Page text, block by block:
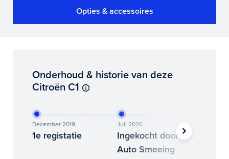
Opties & accessoires
Onderhoud & historie van deze
Citroën C1
December 2019
1e registatie
Juli 2026
Ingekocht door
Auto Smeeing